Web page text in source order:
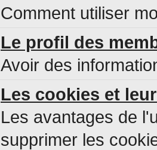
Comment utiliser
Le profil des
Avoir des
Les cookies et
Les avantages de
supprimer les